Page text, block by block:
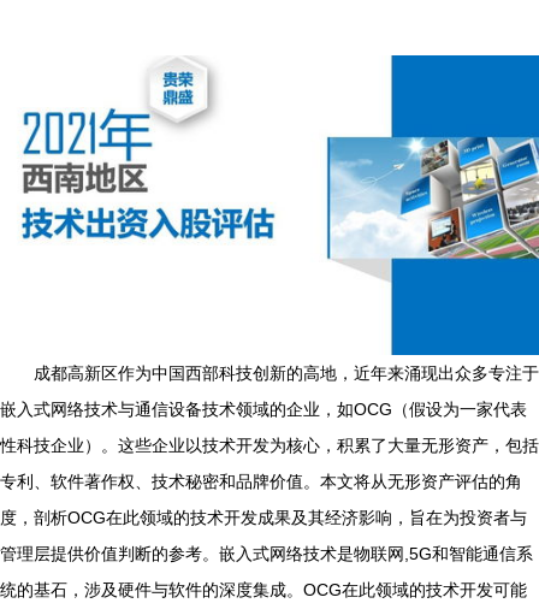
成都高新区作为中国西部科技创新的高地，近年来涌现出众多专注于
嵌入式网络技术与通信设备技术领域的企业，如OCG（假设为一家代表
性科技企业）。这些企业以技术开发为核心，积累了大量无形资产，包括
专利、软件著作权、技术秘密和品牌价值。本文将从无形资产评估的角
度，剖析OCG在此领域的技术开发成果及其经济影响，旨在为投资者与
管理层提供价值判断的参考。嵌入式网络技术是物联网,5G和智能通信系
统的基石，涉及硬件与软件的深度集成。OCG在此领域的技术开发可能